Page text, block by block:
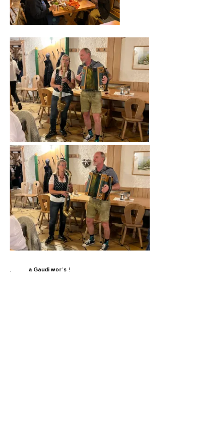
. a Gaudi wor´s !